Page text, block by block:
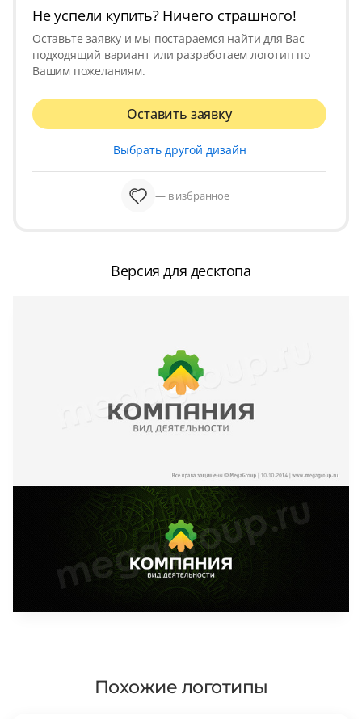
Не успели купить? Ничего страшного!
Оставьте заявку и мы постараемся найти для Вас
подходящий вариант или разработаем логотип по
Вашим пожеланиям.
Оставить заявку
Выбрать другой дизайн
— в избранное
Версия для десктопа
Похожие логотипы